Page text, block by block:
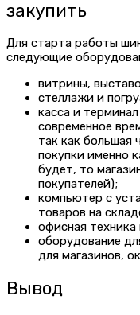
закупить
Для старта работы
следующие
витрины,
стеллажи и
касса и
современное
так как большая
покупки именно
будет, то
покупателей);
компьютер с
товаров на
офисная техника
оборудование
для магазинов,
Вывод